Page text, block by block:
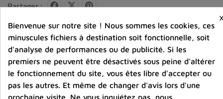
Partager :
Bienvenue sur notre site ! Nous sommes les cookies, ces
minuscules fichiers à destination soit fonctionnelle, soit
d'analyse de performances ou de publicité. Si les
premiers ne peuvent être désactivés sous peine d'altérer
le fonctionnement du site, vous êtes libre d'accepter ou
pas les autres. Et même de changer d'avis lors d'une
prochaine visite. Ne vous inquiétez pas, nous